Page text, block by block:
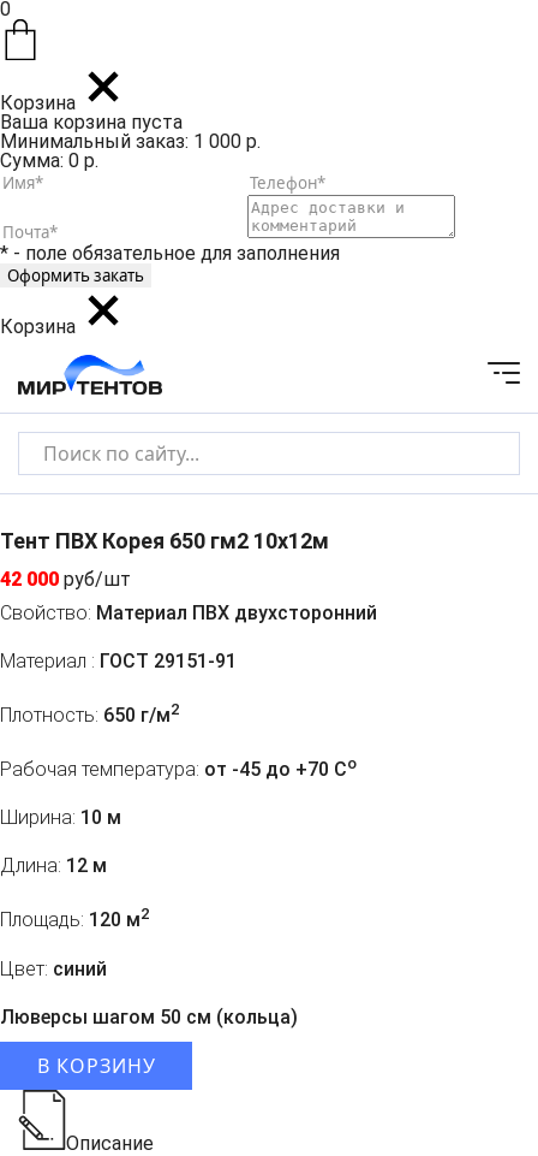
0
Корзина
Ваша корзина пуста
Минимальный заказ: 1 000 р.
Сумма: 0 р.
* - поле обязательное для заполнения
Корзина
Тент ПВХ Корея 650 гм2 10х12м
42 000 руб/шт
Свойство: Материал ПВХ двухсторонний
Материал : ГОСТ 29151-91
Плотность: 650 г/м2
Рабочая температура: от -45 до +70 Co
Ширина: 10 м
Длина: 12 м
Площадь: 120 м2
Цвет: синий
Люверсы шагом 50 см (кольца)
В КОРЗИНУ
Описание